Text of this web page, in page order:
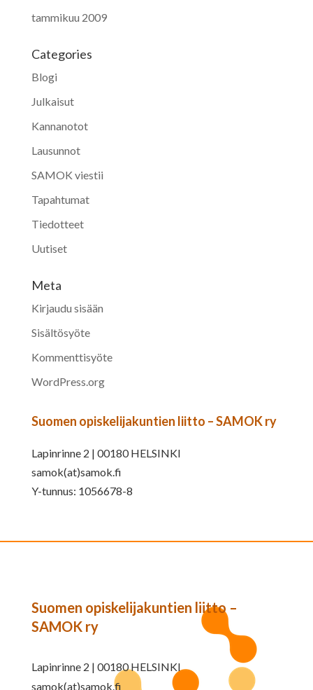
tammikuu 2009
Categories
Blogi
Julkaisut
Kannanotot
Lausunnot
SAMOK viestii
Tapahtumat
Tiedotteet
Uutiset
Meta
Kirjaudu sisään
Sisältösyöte
Kommenttisyöte
WordPress.org
Suomen opiskelijakuntien liitto – SAMOK ry
Lapinrinne 2 | 00180 HELSINKI
samok(at)samok.fi
Y-tunnus: 1056678-8
Suomen opiskelijakuntien liitto –
SAMOK ry
Lapinrinne 2 | 00180 HELSINKI
samok(at)samok.fi